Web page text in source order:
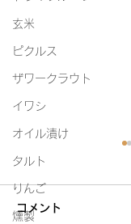
玄米
ピクルス
ザワークラウト
イワシ
オイル漬け
タルト
りんご
燻製
コメント